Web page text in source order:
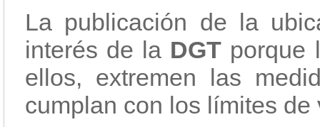
La publicación de la
interés de la DGT porque
ellos, extremen las
cumplan con los límites